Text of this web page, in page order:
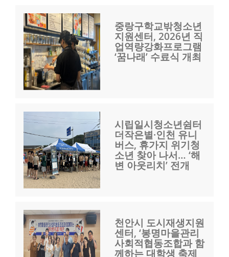
중랑구학교밖청소년
지원센터, 2026년 직
업역량강화프로그램
‘꿈나래’ 수료식 개최
시립일시청소년쉼터
더작은별·인천 유니
버스, 휴가지 위기청
소년 찾아 나서… ‘해
변 아웃리치’ 전개
천안시 도시재생지원
센터, ‘봉명마을관리
사회적협동조합과 함
께하는 대학생 축제